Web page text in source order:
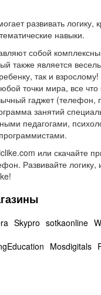
развивать логику,
навыки.
собой
также является
так и
точки мира, все
гаджет (телефон,
занятий
педагогами,
или скачайте
Развивайте логику,
Skypro sotkaonline
Mosdigitals